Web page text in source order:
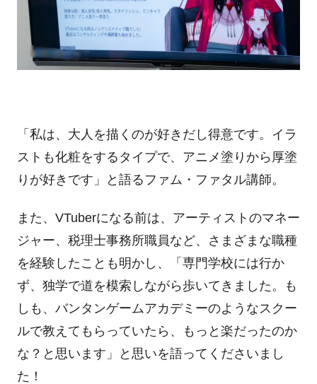
「私は、大人を描くのが好きだし得意です。イラ
ストも化粧をするタイプで、アニメ塗りから厚塗
りが好きです」
と 語るファム・ファタル講師。
また、 VTuberになる前は、アーティストのマネー
ジャー、税理士事務所職員など、さまざまな職種
を経験したことも明かし、「専門学校には行か
ず、独学で道を模索しながら歩いてきました。も
しも、バンタンゲームアカデミーのようなスクー
ルで教えてもらっていたら、もっと楽だったのか
な？と思います」と 思いを語ってくださいまし
た！